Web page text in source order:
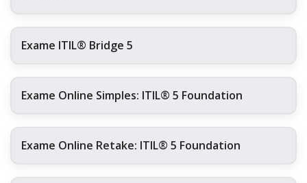
Exame ITIL® Bridge 5
Exame Online Simples: ITIL® 5 Foundation
Exame Online Retake: ITIL® 5 Foundation